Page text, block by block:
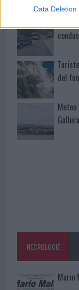
Data Deletion
del
Gallura
NECROLOGIE
Mario